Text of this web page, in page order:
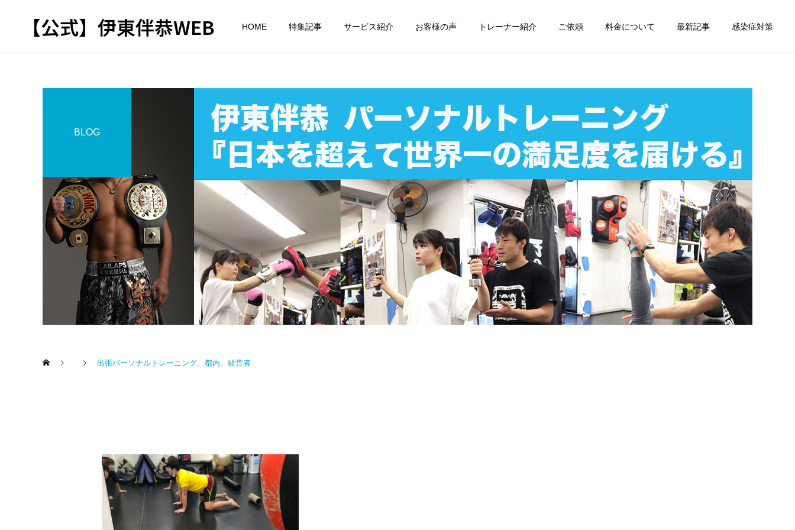
【公式】伊東伴恭WEB HOME 特集記事 サービス紹介 お客様の声 トレーナー紹介 ご依頼 料金について 最新記事 感染症対策
詳細を見る
出張 講演 セミナー 運動・体操教室 グループレッスン
自宅に器具がなくてもキッ
クボクシングはできる？｜
東京 出張パーソナル 元日
キックボクシングで本当に
痩せますか？｜元日本王者
が消費カロリーと週の回数
で答えます
パーソナルトレーニ
パーソナルトレーナーの選
び方｜失敗しない7つの確
認ポイントを元日本王者が
パーソナルトレーニ
勝どきでキックボクシング
をマンツーマンで習えます
か？｜元日本王者が教える
中央区のパーソナル
出張パーソナルトレ
部屋が狭くても出張パーソ
ナルは受けられる？｜東京
出張キックボクシング 元日
本王者
出張パーソナルトレ
パーソナルって結局いくら
かかるの？ ジムと出張で何
が違うの？
BLOG
出張パーソナルトレーニング、都内、経営者